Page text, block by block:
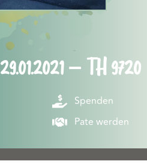
29.01.2021 – TH 9720
Spenden
Pate werden